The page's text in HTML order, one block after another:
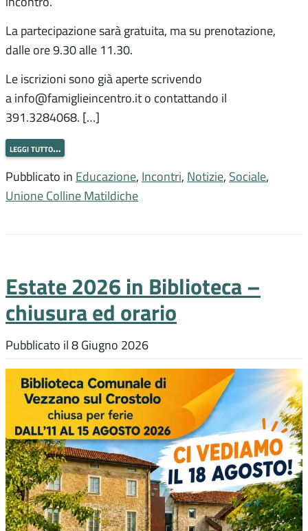
La partecipazione sarà gratuita, ma su prenotazione,
dalle ore 9.30 alle 11.30.
Le iscrizioni sono già aperte scrivendo
a info@famiglieincentro.it o contattando il
391.3284068. […]
leggi tutto…
Pubblicato in Educazione, Incontri, Notizie, Sociale,
Unione Colline Matildiche
Estate 2026 in Biblioteca –
chiusura ed orario
Pubblicato il 8 Giugno 2026